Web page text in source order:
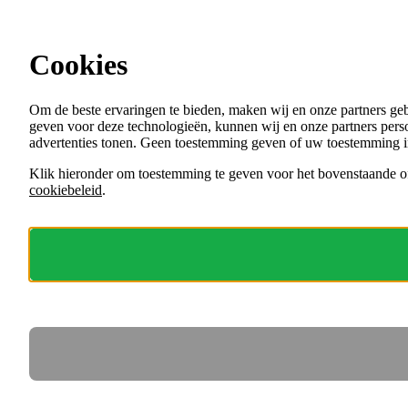
Menu
VACATURES
ORGANISATIES
Cookies
Om de beste ervaringen te bieden, maken wij en onze partners
geven voor deze technologieën, kunnen wij en onze partners
advertenties tonen. Geen toestemming geven of uw
Klik hieronder om toestemming te geven voor het bovenstaande
cookiebeleid.